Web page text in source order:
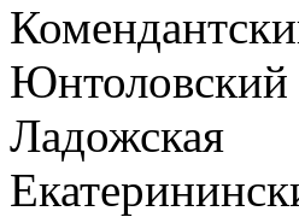
Юнтоловский
Ладожская